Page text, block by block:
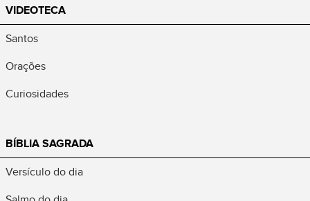
VIDEOTECA
Santos
Orações
Curiosidades
BÍBLIA SAGRADA
Versículo do dia